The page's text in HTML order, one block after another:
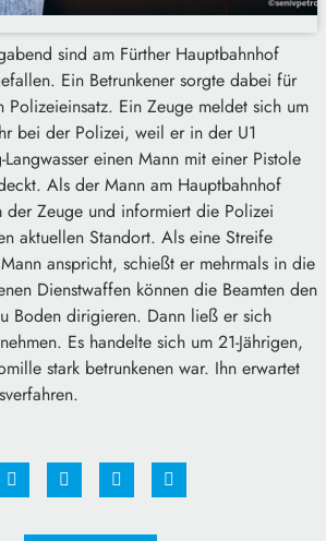
sind am Fürther Hauptbahnhof
Ein Betrunkener sorgte dabei für
Polizeieinsatz. Ein Zeuge meldet sich um
bei der Polizei, weil er in der U1
einen Mann mit einer Pistole
Als der Mann am Hauptbahnhof
der Zeuge und informiert die Polizei
aktuellen Standort. Als eine Streife
anspricht, schießt er mehrmals in die
Dienstwaffen können die Beamten den
Boden dirigieren. Dann ließ er sich
Es handelte sich um 21-Jährigen,
stark betrunkenen war. Ihn erwartet